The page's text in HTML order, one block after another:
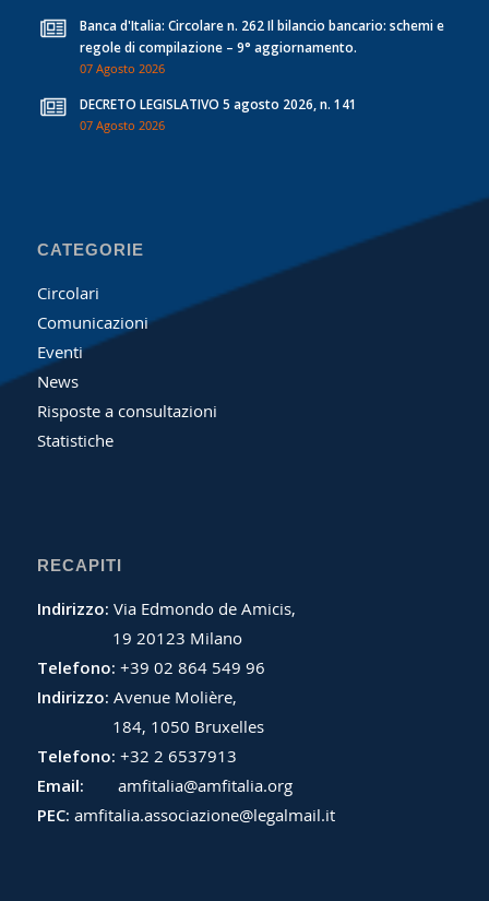
Banca d'Italia: Circolare n. 262 Il bilancio bancario: schemi e
regole di compilazione – 9° aggiornamento.
07 Agosto 2026
DECRETO LEGISLATIVO 5 agosto 2026, n. 141
07 Agosto 2026
CATEGORIE
Circolari
Comunicazioni
Eventi
News
Risposte a consultazioni
Statistiche
RECAPITI
Indirizzo: Via Edmondo de Amicis,
19 20123 Milano
Telefono: +39 02 864 549 96
Indirizzo: Avenue Molière,
184, 1050 Bruxelles
Telefono: +32 2 6537913
Email:
amfitalia@amfitalia.org
PEC: amfitalia.associazione@legalmail.it